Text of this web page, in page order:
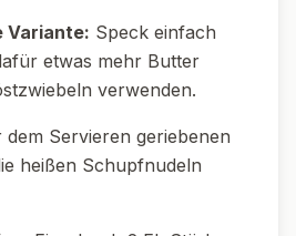
Variante: Speck einfach
etwas mehr Butter
verwenden.
dem Servieren geriebenen
heißen Schupfnudeln